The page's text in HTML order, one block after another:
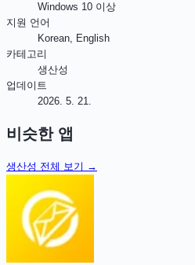
Windows 10 이상
지원 언어
Korean, English
카테고리
생산성
업데이트
2026. 5. 21.
비슷한 앱
생산성 전체 보기 →